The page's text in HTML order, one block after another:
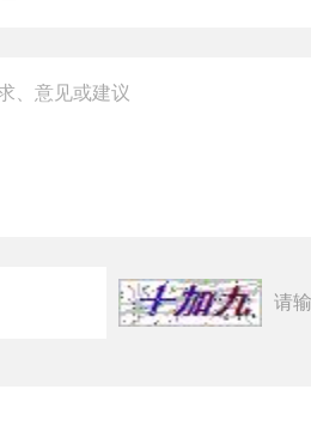
请